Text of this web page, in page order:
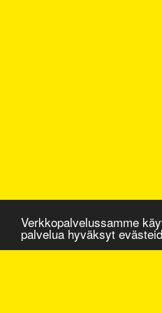
Verkkopalvelussamme
palvelua hyväksyt